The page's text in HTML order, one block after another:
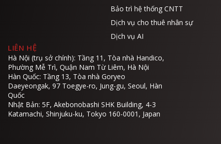
Bảo trì hệ thống CNTT
Dịch vụ cho thuê nhân sự
Dịch vụ AI
LIÊN HỆ
Hà Nội (trụ sở chính): Tầng 11, Tòa nhà Handico,
Phường Mễ Trì, Quận Nam Từ Liêm, Hà Nội
Hàn Quốc: Tầng 13, Tòa nhà Goryeo
Daeyeongak, 97 Toegye-ro, Jung-gu, Seoul, Hàn
Quốc
Nhật Bản: 5F, Akebonobashi SHK Building, 4-3
Katamachi, Shinjuku-ku, Tokyo 160-0001, Japan